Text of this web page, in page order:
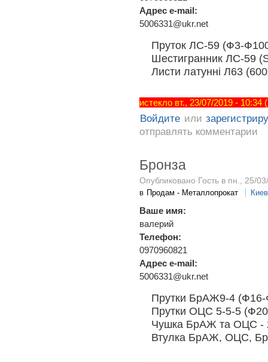
Адрес e-mail:
5006331@ukr.net
Пруток ЛС-59 (Ф3-
Шестигранник ЛС-59
Листи латунні Л63
истекло вт., 23/07/2019 -
Войдите или
отправлять комментарии
Бронза
Опубликовано Гость в пн., 25/
в Продам - Металлопрокат Киев
Ваше имя:
валерий
Телефон:
0970960821
Адрес e-mail:
5006331@ukr.net
Прутки БрАЖ9-4 (Ф16-
Прутки ОЦС 5-5-5
Чушка БрАЖ та ОЦС -
Втулка БрАЖ, ОЦС,